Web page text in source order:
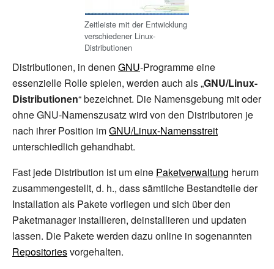
Zeitleiste mit der Entwicklung
verschiedener Linux-
Distributionen
Distributionen, in denen GNU-Programme eine
essenzielle Rolle spielen, werden auch als „GNU/Linux-
Distributionen“ bezeichnet. Die Namensgebung mit oder
ohne GNU-Namenszusatz wird von den Distributoren je
nach ihrer Position imGNU/Linux-Namensstreit
unterschiedlich gehandhabt.
Fast jede Distribution ist um eine Paketverwaltung herum
zusammengestellt, d. h., dass sämtliche Bestandteile der
Installation als Pakete vorliegen und sich über den
Paketmanager installieren, deinstallieren und updaten
lassen. Die Pakete werden dazu online in sogenannten
Repositoriesvorgehalten.